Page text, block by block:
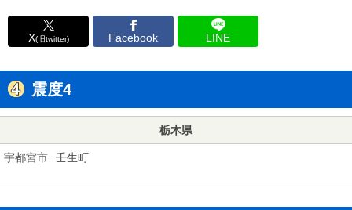
X(旧twitter) Facebook LINE
震度4
栃木県
宇都宮市 壬生町